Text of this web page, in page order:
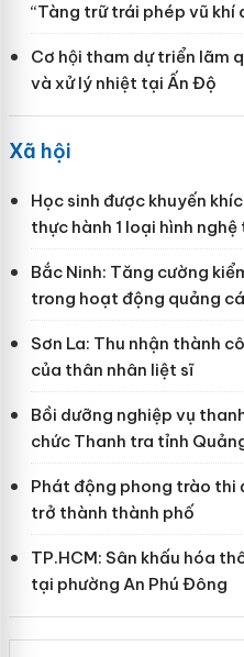
“Tàng trữ trái phép vũ khí
Cơ hội tham dự triển lãm
và xử lý nhiệt tại Ấn Độ
Xã hội
Học sinh được khuyến
thực hành 1 loại hình
Bắc Ninh: Tăng cường
trong hoạt động quảng
Sơn La: Thu nhận thành
của thân nhân liệt sĩ
Bồi dưỡng nghiệp vụ
chức Thanh tra tỉnh
Phát động phong trào thi
trở thành thành phố
TP.HCM: Sân khấu hóa
tại phường An Phú Đông